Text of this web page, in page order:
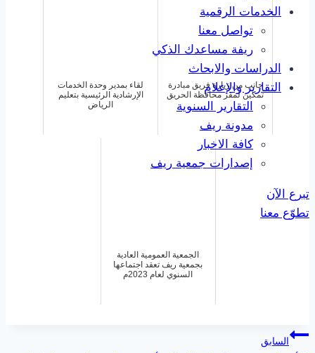
الخدمات الرقمية
تواصل معنا
ريفة مساعدك الذكي
الدراسات والابحاث
التقارير والإعلام
التقارير السنوية
مدونة ريف
كافة الاخبار
إصدارات جمعية ريف
تبرع الآن
تطوّع معنا
جانب من زيارة فريق مبادرة
تمكين لمقر محافظة الحريق
لقاء بمدير وحدة الخدمات
الإرشادية الرئيسية بتعليم
الرياض
الجمعية العمومية العادية
بجمعية ريف تعقد اجتماعها
السنوي لعام 2023م
تصفّح
السابق